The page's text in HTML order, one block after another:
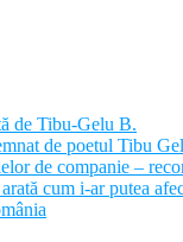
de Tibu-Gelu B.
de poetul Tibu
de companie –
cum i-ar putea